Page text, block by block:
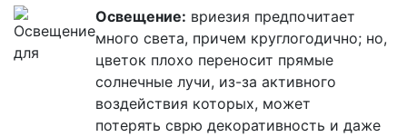
Освещение: вриезия предпочитает
много света, причем круглогодично; но,
цветок плохо переносит прямые
солнечные лучи, из-за активного
воздействия которых, может
потерять сврю декоративность и даже